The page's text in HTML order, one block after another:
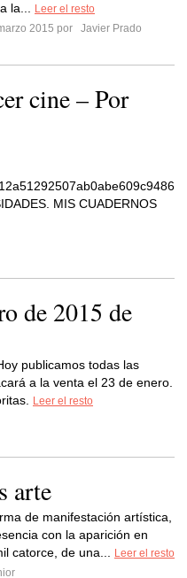
la...
Leer el resto
2015 por
Javier Prado
cine – Por
MIS CUADERNOS
de 2015 de
publicamos todas las
a la venta el 23 de enero.
Leer el resto
arte
de manifestación artística,
con la aparición en
catorce, de una...
Leer el resto